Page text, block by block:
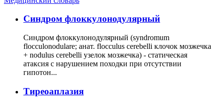
Cиндром флоккулонодулярный
Синдром флоккулонодулярный (syndromum
flocculonodulare; анат. flocculus cerebelli клочок мозжечка
+ nodulus cerebelli узелок мозжечка) - статическая
атаксия с нарушением походки при отсутствии
гипотон...
Тиреоаплазия